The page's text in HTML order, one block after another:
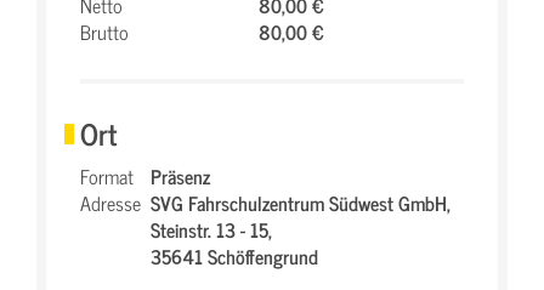
Brutto
80,00 €
Ort
Format Präsenz
Adresse SVG Fahrschulzentrum Südwest GmbH,
Steinstr. 13 - 15,
35641 Schöffengrund